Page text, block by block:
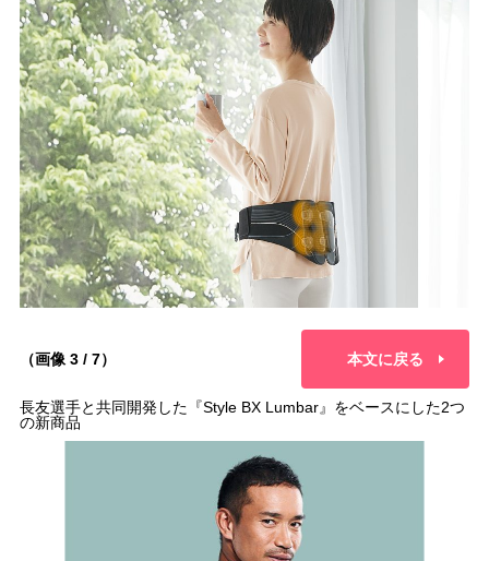
（画像 3 / 7） 本文に戻る
長友選手と共同開発した『Style BX Lumbar』をベースにした2つ
の新商品